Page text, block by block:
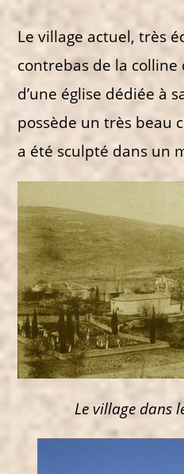
Le village actuel, très
contrebas de la
d’une église dédiée à
possède un très beau
a été sculpté dans un
Le village dans